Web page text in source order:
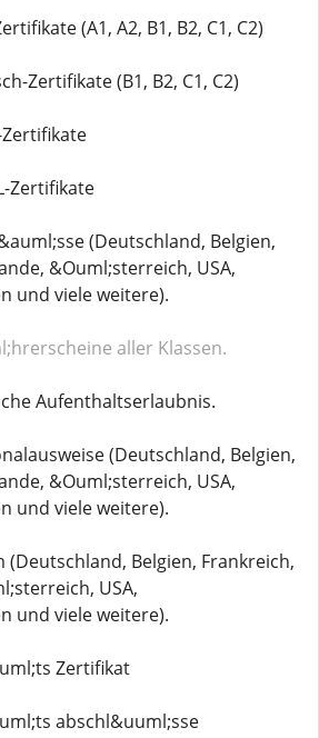
(A1, A2, B1, B2, C1, C2)
Zertifikate (B1, B2, C1, C2)
Zertifikate
Zertifikate
(Deutschland, Belgien,
&Ouml;sterreich, USA,
und viele weitere).
aller Klassen.
Aufenthaltserlaubnis.
(Deutschland, Belgien,
&Ouml;sterreich, USA,
und viele weitere).
(Deutschland, Belgien, Frankreich,
USA,
und viele weitere).
Zertifikat
abschl&uuml;sse